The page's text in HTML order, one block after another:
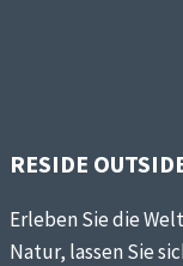
RESIDE
Erleben Sie die
Natur, lassen Sie